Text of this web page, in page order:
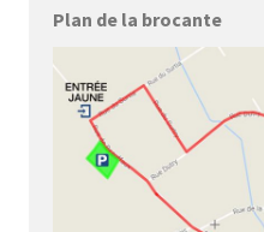
Plan de la brocante